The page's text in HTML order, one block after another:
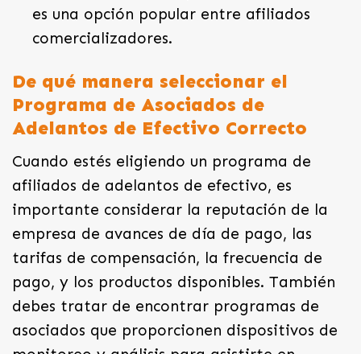
es una opción popular entre afiliados
comercializadores.
De qué manera seleccionar el
Programa de Asociados de
Adelantos de Efectivo Correcto
Cuando estés eligiendo un programa de
afiliados de adelantos de efectivo, es
importante considerar la reputación de la
empresa de avances de día de pago, las
tarifas de compensación, la frecuencia de
pago, y los productos disponibles. También
debes tratar de encontrar programas de
asociados que proporcionen dispositivos de